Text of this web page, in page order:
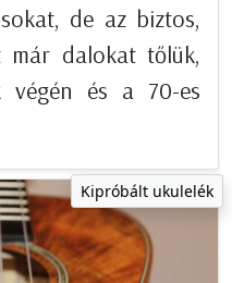
de az biztos,
dalokat tőlük,
végén és a 70-es
Kipróbált ukulelék